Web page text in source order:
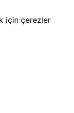
için çerezler